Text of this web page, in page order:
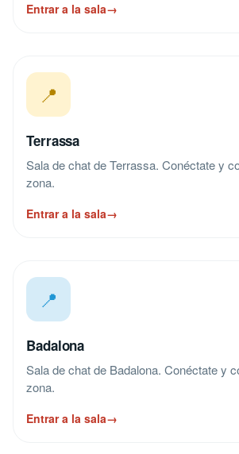
Entrar a la sala→
📍
Terrassa
Sala de chat de Terrassa. Conéctate y
zona.
Entrar a la sala→
📍
Badalona
Sala de chat de Badalona. Conéctate y
zona.
Entrar a la sala→